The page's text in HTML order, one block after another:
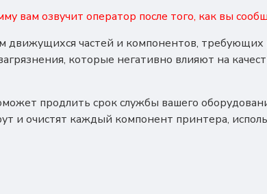
вам озвучит оператор после того, как вы
частей и компонентов, требующих
которые негативно влияют на
продлить срок службы вашего
и очистят каждый компонент принтера,